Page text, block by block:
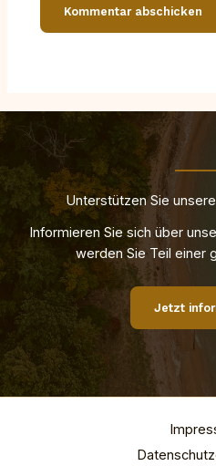
Unterstützen Sie
Informieren Sie sich über
werden Sie Teil einer
Jetzt